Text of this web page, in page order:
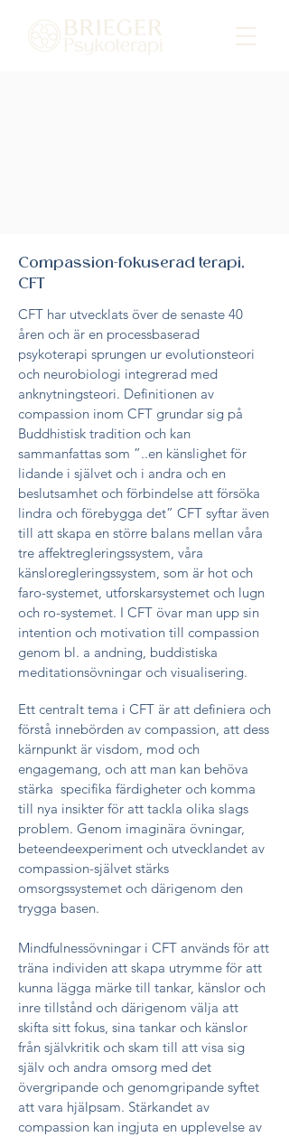
Compassion-fokuserad terapi,
CFT
CFT har utvecklats över de senaste 40
åren och är en processbaserad
psykoterapi sprungen ur evolutionsteori
och neurobiologi integrerad med
anknytningsteori. Definitionen av
compassion inom CFT grundar sig på
Buddhistisk tradition och kan
sammanfattas som ”..en känslighet för
lidande i självet och i andra och en
beslutsamhet och förbindelse att försöka
lindra och förebygga det” CFT syftar även
till att skapa en större balans mellan våra
tre affektregleringssystem, våra
känsloregleringssystem, som är hot och
faro-systemet, utforskarsystemet och lugn
och ro-systemet. I CFT övar man upp sin
intention och motivation till compassion
genom bl. a andning, buddistiska
meditationsövningar och visualisering.
Ett centralt tema i CFT är att definiera och
förstå innebörden av compassion, att dess
kärnpunkt är visdom, mod och
engagemang, och att man kan behöva
stärka specifika färdigheter och komma
till nya insikter för att tackla olika slags
problem. Genom imaginära övningar,
beteendeexperiment och utvecklandet av
compassion-självet stärks
omsorgssystemet och därigenom den
trygga basen.
Mindfulnessövningar i CFT används för att
träna individen att skapa utrymme för att
kunna lägga märke till tankar, känslor och
inre tillstånd och därigenom välja att
skifta sitt fokus, sina tankar och känslor
från självkritik och skam till att visa sig
själv och andra omsorg med det
övergripande och genomgripande syftet
att vara hjälpsam. Stärkandet av
compassion kan ingjuta en upplevelse av